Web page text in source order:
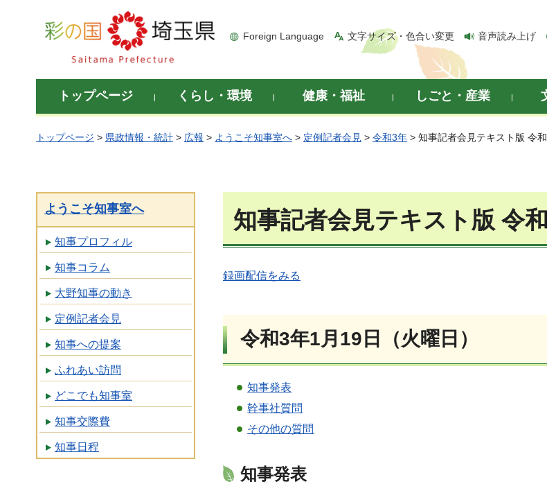
彩の国 埼玉県
Foreign Language 文字サイズ・色合い変更 音声読み上げ
トップページ くらし・環境 健康・福祉 しごと・産業
トップページ > 県政情報・統計 > 広報 > ようこそ知事室へ > 定例記者会見 > 令和3年 > 知事記者会見テキスト版 令
ようこそ知事室へ
知事プロフィル
知事コラム
大野知事の動き
定例記者会見
知事への提案
ふれあい訪問
どこでも知事室
知事交際費
知事日程
知事記者会見テキスト版 令
録画配信をみる
令和3年1月19日（火曜日）
知事発表
幹事社質問
その他の質問
知事発表